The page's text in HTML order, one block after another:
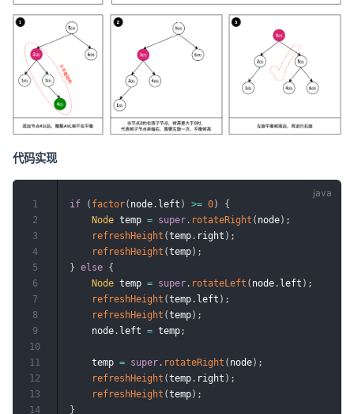
代码实现
if ( factor( node . left ) >= 0)
{
Node temp = super . rotateRight ( node) ;
refreshHeight (temp . right ) ;
refreshHeight (temp) ;
} else {
Node temp = super . rotateLeft ( node . left ) ;
refreshHeight (temp . left ) ;
refreshHeight (temp) ;
    node
. left = temp ;
    temp
= super . rotateRight ( node) ;
refreshHeight (temp . right ) ;
refreshHeight (temp) ;
}
1
2
3
4
5
6
7
8
9
10
11
12
13
14